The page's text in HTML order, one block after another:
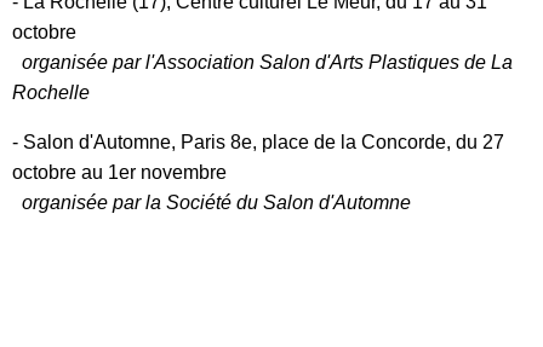
octobre
organisée par l'Association Salon d'Arts Plastiques de La
Rochelle
- Salon d'Automne, Paris 8e, place de la Concorde, du 27
octobre au 1er novembre
organisée par la Société du Salon d'Automne